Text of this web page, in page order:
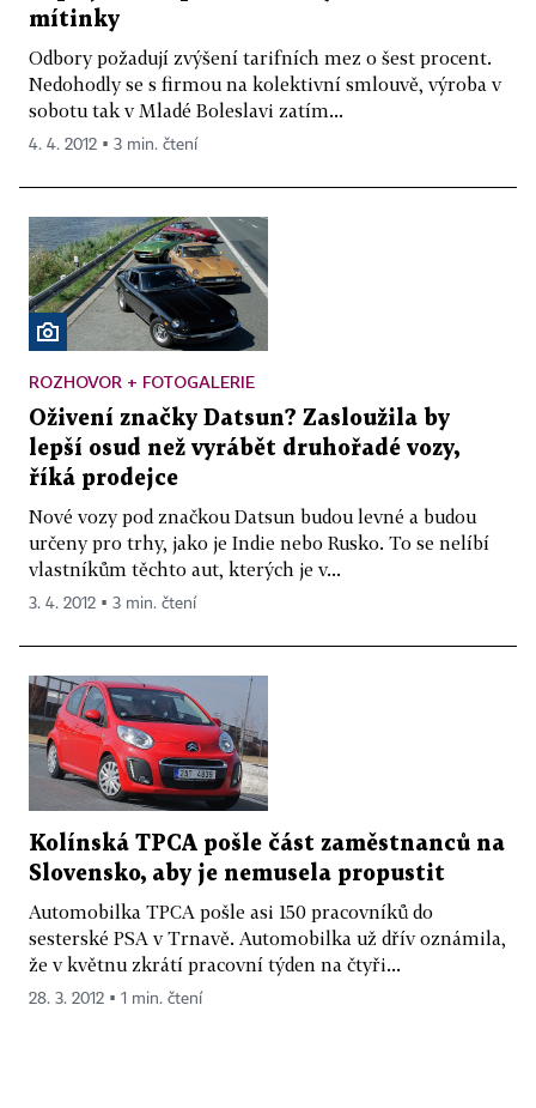
mítinky
Odbory požadují zvýšení tarifních mez o šest procent.
Nedohodly se s firmou na kolektivní smlouvě, výroba v
sobotu tak v Mladé Boleslavi zatím...
4. 4. 2012 ▪ 3 min. čtení
ROZHOVOR + FOTOGALERIE
Oživení značky Datsun? Zasloužila by
lepší osud než vyrábět druhořadé vozy,
říká prodejce
Nové vozy pod značkou Datsun budou levné a budou
určeny pro trhy, jako je Indie nebo Rusko. To se nelíbí
vlastníkům těchto aut, kterých je v...
3. 4. 2012 ▪ 3 min. čtení
Kolínská TPCA pošle část zaměstnanců na
Slovensko, aby je nemusela propustit
Automobilka TPCA pošle asi 150 pracovníků do
sesterské PSA v Trnavě. Automobilka už dřív oznámila,
že v květnu zkrátí pracovní týden na čtyři...
28. 3. 2012 ▪ 1 min. čtení